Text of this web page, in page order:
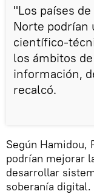
"Los países
Norte podrían
científico-
los ámbitos
información,
recalcó.
Según Hamidou,
podrían mejorar
desarrollar
soberanía digital.